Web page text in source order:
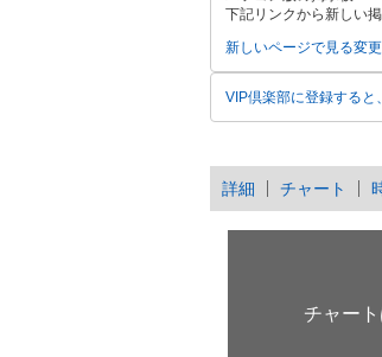
下記リンクから新しい
新しいページで見る変
VIP倶楽部に登録する
詳細 チャート